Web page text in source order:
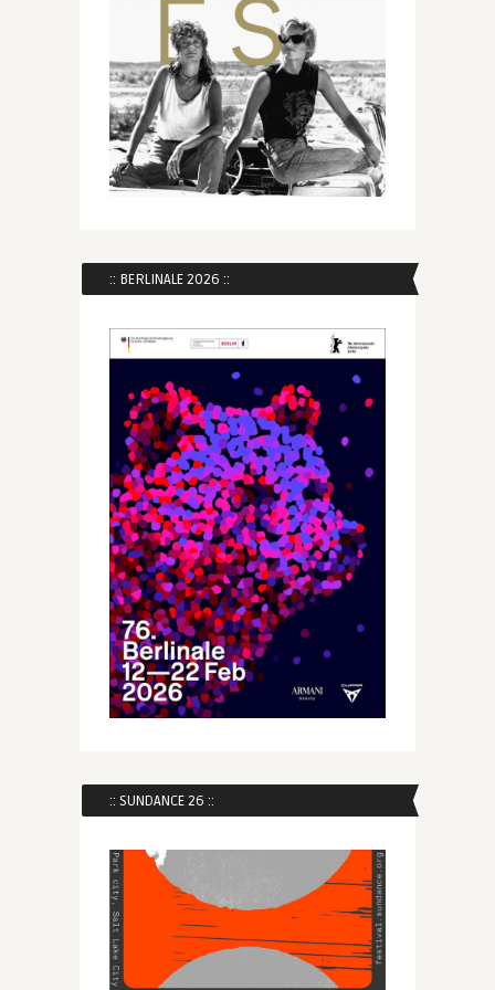
:: BERLINALE 2026 ::
:: SUNDANCE 26 ::